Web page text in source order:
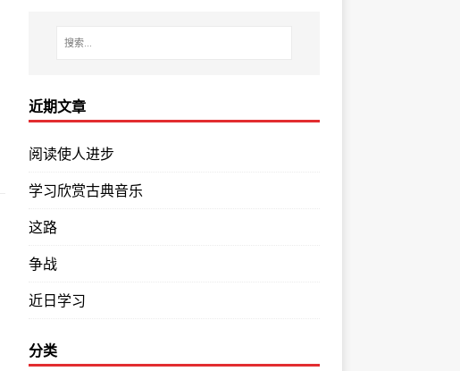
近期文章
阅读使人进步
学习欣赏古典音乐
这路
争战
近日学习
分类